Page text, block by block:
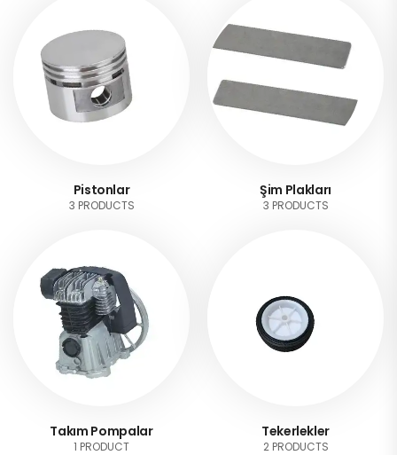
Pistonlar
3 PRODUCTS
Şim Plakları
3 PRODUCTS
Takım Pompalar
1 PRODUCT
Tekerlekler
2 PRODUCTS